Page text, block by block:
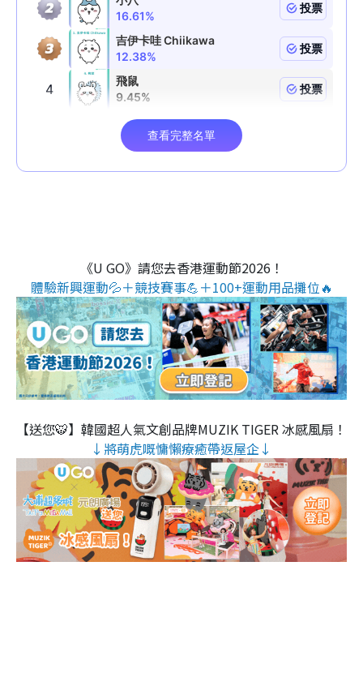
《U GO》請您去香港運動節2026！
體驗新興運動💦＋競技賽事💪＋100+運動用品攤位🔥
【送您🐯】韓國超人氣文創品牌MUZIK TIGER 冰感風扇！
↓將萌虎嘅慵懶療癒帶返屋企↓